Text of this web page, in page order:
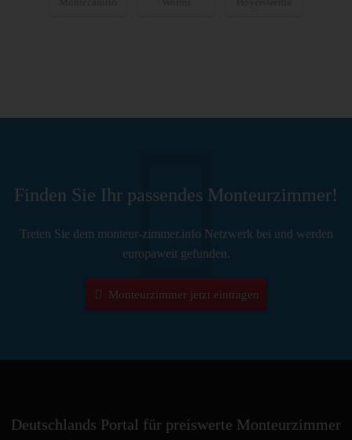
Finden Sie Ihr passendes Monteurzimmer!
Treten Sie dem monteur-zimmer.info Netzwerk bei und werden
europaweit gefunden.
Monteurzimmer jetzt eintragen
Deutschlands Portal für preiswerte Monteurzimmer